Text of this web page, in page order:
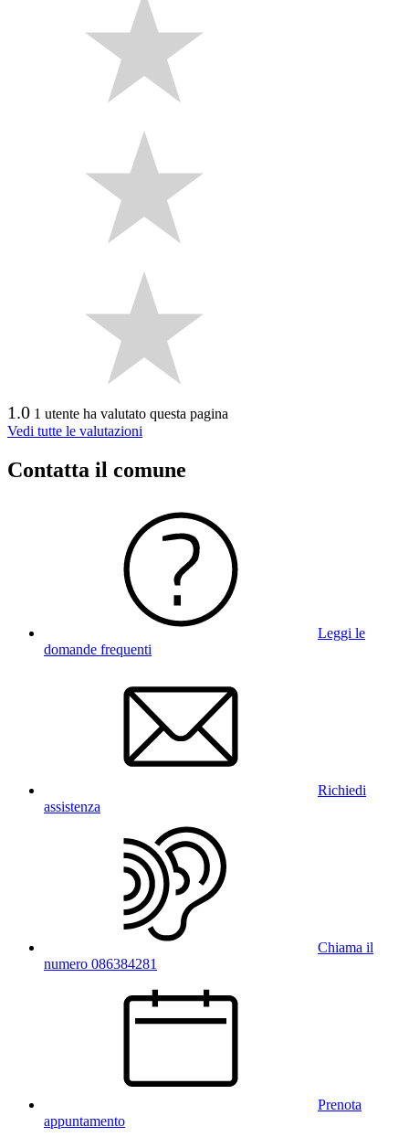
1.0 1 utente ha valutato questa pagina
Vedi tutte le valutazioni
Contatta il comune
Leggi le
domande frequenti
Richiedi
assistenza
Chiama il
numero 086384281
Prenota
appuntamento